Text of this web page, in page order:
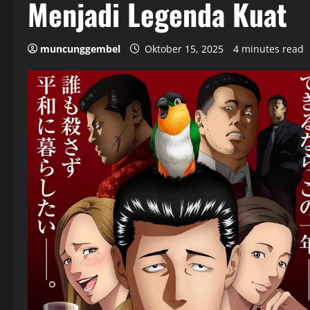
Menjadi Legenda Kuat
muncunggembel Oktober 15, 2025 4 minutes read